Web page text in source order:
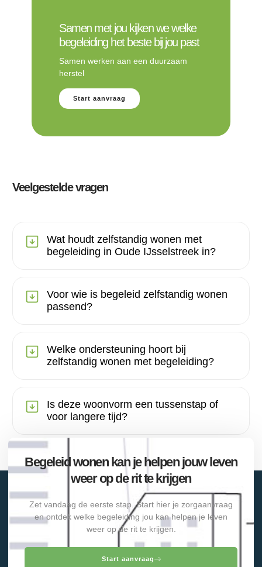
Samen met jou kijken we welke
begeleiding het beste bij jou past
Samen werken aan een duurzaam
herstel
Start aanvraag
Veelgestelde vragen
Wat houdt zelfstandig wonen met
begeleiding in Oude IJsselstreek in?
Voor wie is begeleid zelfstandig wonen
passend?
Welke ondersteuning hoort bij
zelfstandig wonen met begeleiding?
Is deze woonvorm een tussenstap of
voor langere tijd?
Begeleid wonen kan je helpen jouw leven
weer op de rit te krijgen
Zet vandaag de eerste stap. Start hier je zorgaanvraag
en ontdek welke begeleiding jou kan helpen je leven
weer op de rit te krijgen.
Start aanvraag